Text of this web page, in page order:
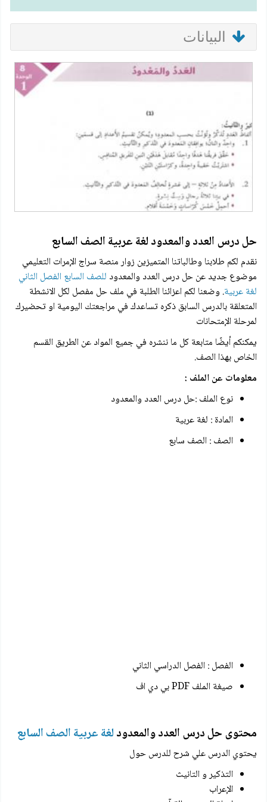
البيانات
حل درس العدد والمعدود لغة عربية الصف السابع
نقدم لكم طلابنا وطالباتنا المتميزين زوار منصة سراج الإمرات التعليمي
موضوع جديد عن حل درس العدد والمعدود للصف السابع الفصل الثاني
لغة عربية. وضعنا لكم اعزائنا الطلبة في ملف حل مفصل لكل الانشطة
المتعلقة بالدرس السابق ذكره تساعدك في مراجعتك اليومية او تحضيرك
لمرحلة الإمتحانات
يمكنكم أيضًا متابعة كل ما ننشره في جميع المواد عن الطريق القسم
الخاص بهذا الصف.
معلومات عن الملف :
نوع الملف :حل درس العدد والمعدود
المادة : لغة عربية
الصف : الصف سابع
الفصل : الفصل الدراسي الثاني
صيغة الملف PDF بي دي اف
محتوى حل درس العدد والمعدودلغة عربية الصف السابع
يحتوي الدرس علي شرح للدرس حول
التذكير و التانيث
الإعراب